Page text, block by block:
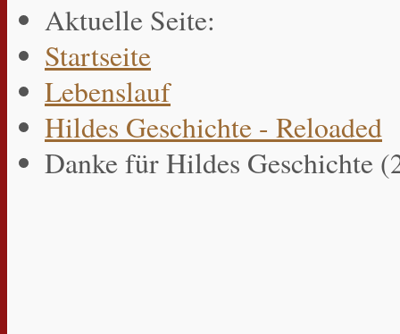
Aktuelle Seite:
Startseite
Lebenslauf
Hildes Geschichte - Reloaded
Danke für Hildes Geschichte